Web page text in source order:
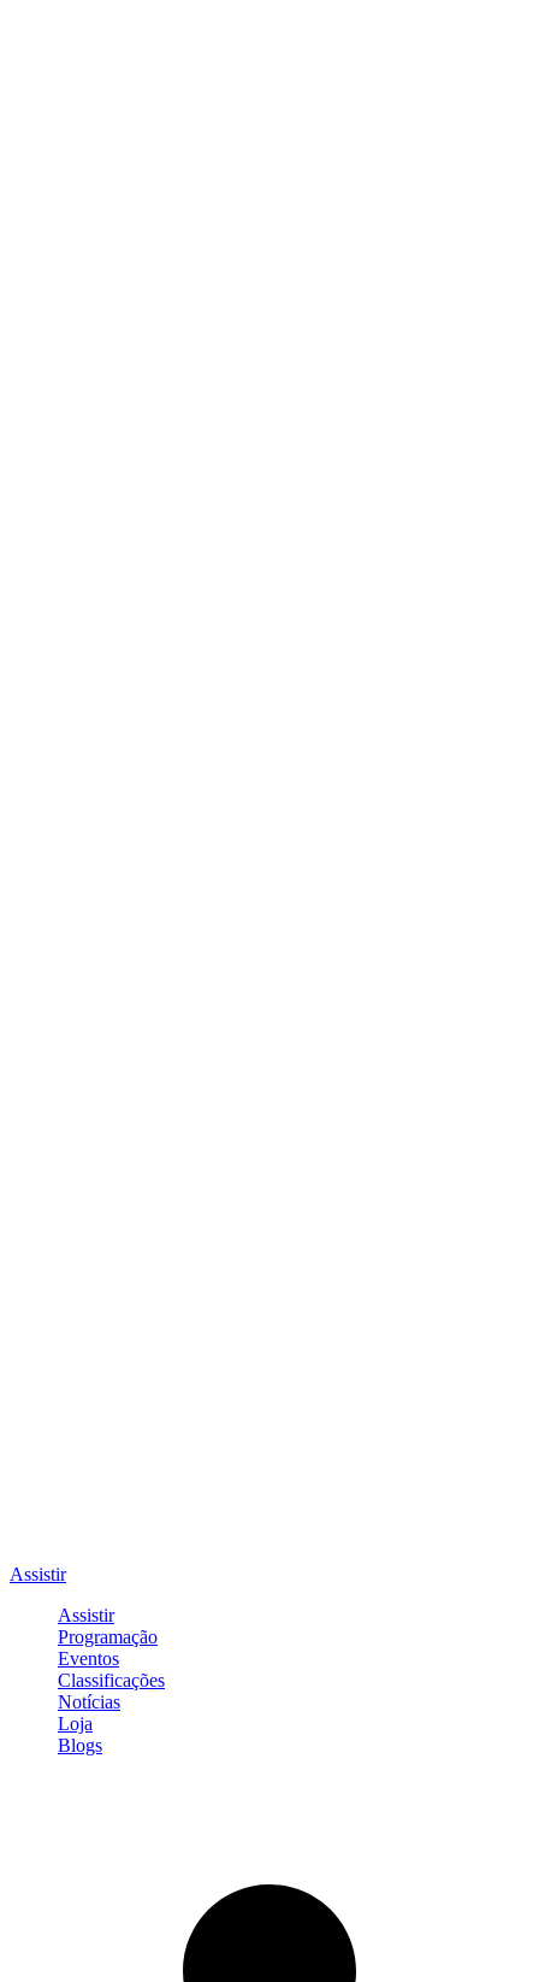
Assistir
Assistir
Programação
Eventos
Classificações
Notícias
Loja
Blogs